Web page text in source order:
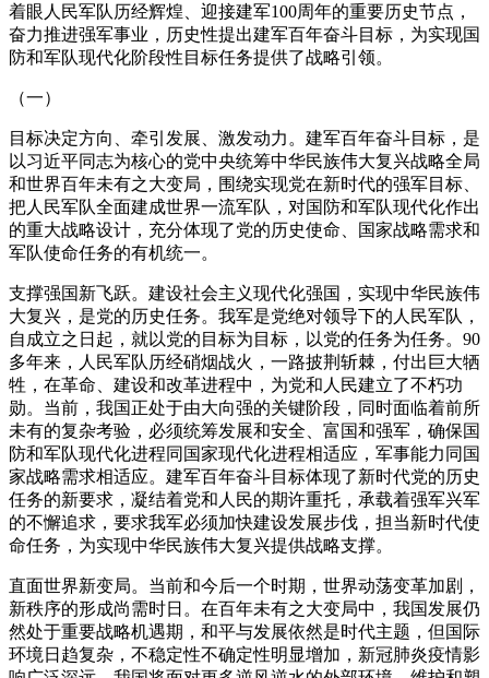
着眼人民军队历经辉煌、迎接建军100周年的重要历史节点，
奋力推进强军事业，历史性提出建军百年奋斗目标，为实现国
防和军队现代化阶段性目标任务提供了战略引领。
（一）
目标决定方向、牵引发展、激发动力。建军百年奋斗目标，是
以习近平同志为核心的党中央统筹中华民族伟大复兴战略全局
和世界百年未有之大变局，围绕实现党在新时代的强军目标、
把人民军队全面建成世界一流军队，对国防和军队现代化作出
的重大战略设计，充分体现了党的历史使命、国家战略需求和
军队使命任务的有机统一。
支撑强国新飞跃。建设社会主义现代化强国，实现中华民族伟
大复兴，是党的历史任务。我军是党绝对领导下的人民军队，
自成立之日起，就以党的目标为目标，以党的任务为任务。90
多年来，人民军队历经硝烟战火，一路披荆斩棘，付出巨大牺
牲，在革命、建设和改革进程中，为党和人民建立了不朽功
勋。当前，我国正处于由大向强的关键阶段，同时面临着前所
未有的复杂考验，必须统筹发展和安全、富国和强军，确保国
防和军队现代化进程同国家现代化进程相适应，军事能力同国
家战略需求相适应。建军百年奋斗目标体现了新时代党的历史
任务的新要求，凝结着党和人民的期许重托，承载着强军兴军
的不懈追求，要求我军必须加快建设发展步伐，担当新时代使
命任务，为实现中华民族伟大复兴提供战略支撑。
直面世界新变局。当前和今后一个时期，世界动荡变革加剧，
新秩序的形成尚需时日。在百年未有之大变局中，我国发展仍
然处于重要战略机遇期，和平与发展依然是时代主题，但国际
环境日趋复杂，不稳定性不确定性明显增加，新冠肺炎疫情影